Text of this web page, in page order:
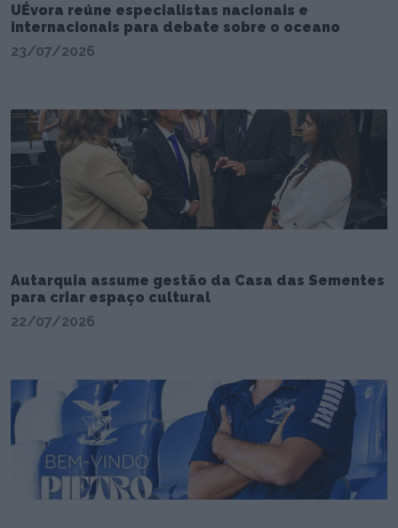
UÉvora reúne especialistas nacionais e
internacionais para debate sobre o oceano
23/07/2026
Autarquia assume gestão da Casa das Sementes
para criar espaço cultural
22/07/2026